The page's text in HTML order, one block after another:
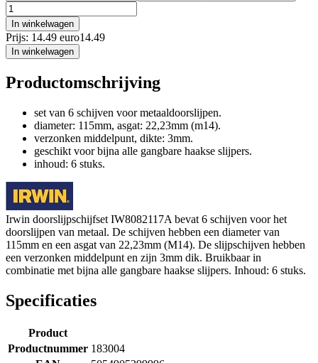
In winkelwagen
Prijs: 14.49 euro14.49
In winkelwagen
Productomschrijving
set van 6 schijven voor metaaldoorslijpen.
diameter: 115mm, asgat: 22,23mm (m14).
verzonken middelpunt, dikte: 3mm.
geschikt voor bijna alle gangbare haakse slijpers.
inhoud: 6 stuks.
Irwin doorslijpschijfset IW8082117A bevat 6 schijven voor het
doorslijpen van metaal. De schijven hebben een diameter van
115mm en een asgat van 22,23mm (M14). De slijpschijven hebben
een verzonken middelpunt en zijn 3mm dik. Bruikbaar in
combinatie met bijna alle gangbare haakse slijpers. Inhoud: 6 stuks.
Specificaties
Product
Productnummer 183004